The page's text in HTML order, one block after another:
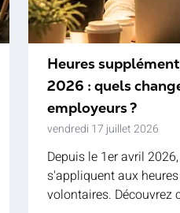
Heures
2026 : quels
employeurs ?
vendredi 17 juillet 2026
Depuis le 1er avril
s'appliquent aux
volontaires. Découvrez